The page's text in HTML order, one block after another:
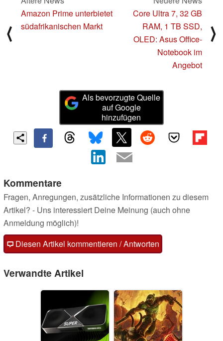
⟨
Amazon Prime unterbietet
südafrikanischen Markt
Core Ultra 7, 32 GB
RAM, 1 TB SSD,
OLED: Asus Office-
Notebook im
Angebot
⟩
Als bevorzugte Quelle
auf Google
hinzufügen
Kommentare
Fragen, Anregungen, zusätzliche Informationen zu diesem
Artikel? - Uns interessiert Deine Meinung (auch ohne
Anmeldung möglich)!
Diesen Artikel kommentieren / Antworten
Verwandte Artikel